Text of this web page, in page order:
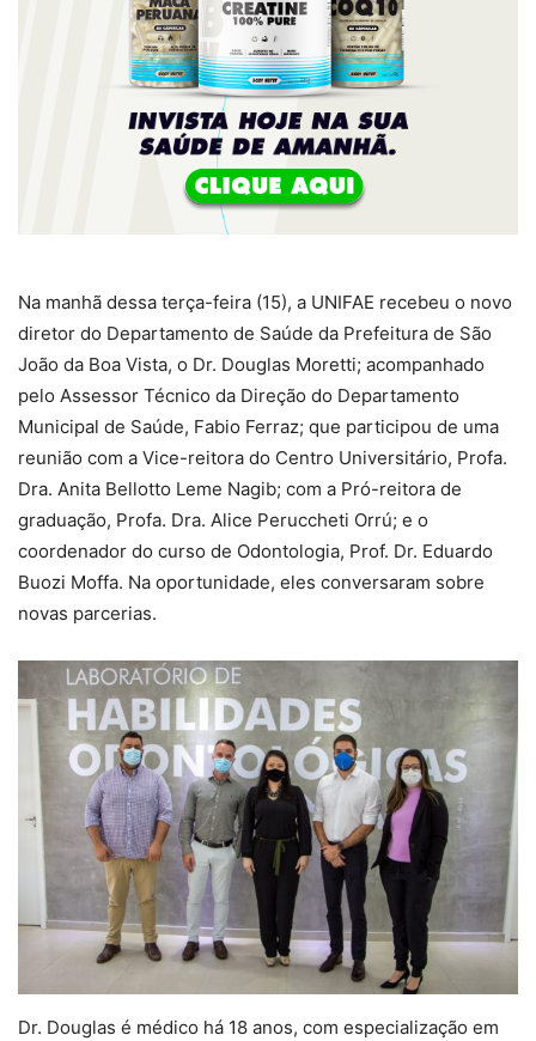
Na manhã dessa terça-feira (15), a UNIFAE recebeu o novo
diretor do Departamento de Saúde da Prefeitura de São
João da Boa Vista, o Dr. Douglas Moretti; acompanhado
pelo Assessor Técnico da Direção do Departamento
Municipal de Saúde, Fabio Ferraz; que participou de uma
reunião com a Vice-reitora do Centro Universitário, Profa.
Dra. Anita Bellotto Leme Nagib; com a Pró-reitora de
graduação, Profa. Dra. Alice Peruccheti Orrú; e o
coordenador do curso de Odontologia, Prof. Dr. Eduardo
Buozi Moffa. Na oportunidade, eles conversaram sobre
novas parcerias.
Dr. Douglas é médico há 18 anos, com especialização em